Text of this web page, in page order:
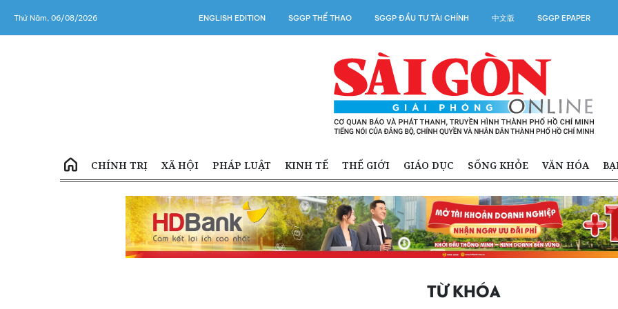
Thứ Năm, 06/08/2026 ENGLISH EDITION SGGP THỂ THAO SGGP ĐẦU TƯ TÀI CHÍNH 中文版 SGGP EPAPER
CHÍNH TRỊ XÃ HỘI PHÁP LUẬT KINH TẾ THẾ GIỚI GIÁO DỤC SỐNG KHỎE VĂN HÓA
TỪ KHÓA